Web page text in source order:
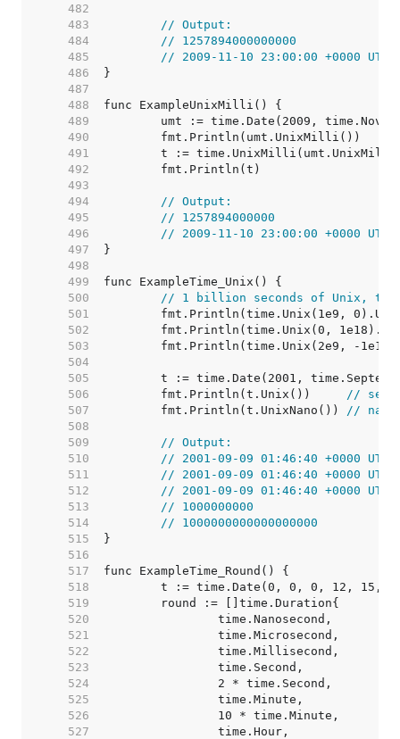
   482
   483
// Output:
   484
// 1257894000000000
   485
// 2009-11-10 23:00:00 +0000 UTC
   486
   487
   488
   489
   490
   491
   492
   493
   494
// Output:
   495
// 1257894000000
   496
// 2009-11-10 23:00:00 +0000 UTC
   497
   498
   499
   500
// 1 billion seconds of Unix,
   501
fmt.Println(time.Unix(1e9,
   502
fmt.Println(time.Unix(0,
   503
fmt.Println(time.Unix(2e9, -
   504
   505
   506
	fmt.Println(t.Unix())
//
   507
	fmt.Println(t.UnixNano())
//
   508
   509
// Output:
   510
// 2001-09-09 01:46:40 +0000 UTC
   511
// 2001-09-09 01:46:40 +0000 UTC
   512
// 2001-09-09 01:46:40 +0000 UTC
   513
// 1000000000
   514
// 1000000000000000000
   515
   516
   517
   518
   519
   520
   521
   522
   523
   524
   525
   526
   527